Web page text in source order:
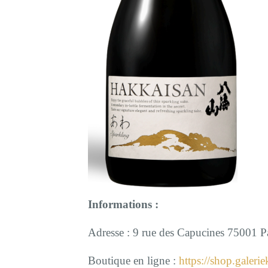
Informations :
Adresse : 9 rue des Capucines 75001
Boutique en ligne : https://